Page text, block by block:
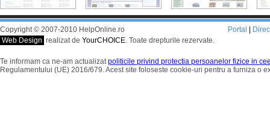
Copyright © 2007-2010 HelpOnline.ro
Web Design realizat de YourCHOICE. Toate drepturile rezervate.
Portal
Te informam ca ne-am actualizatpoliticile privind protectia persoanelor fizice in
Regulamentului (UE) 2016/679. Acest site foloseste cookie-uri pentru a furniza o